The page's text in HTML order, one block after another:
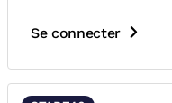
Se connecter